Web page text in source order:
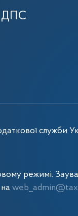
ДПС
служби
режимі.
на